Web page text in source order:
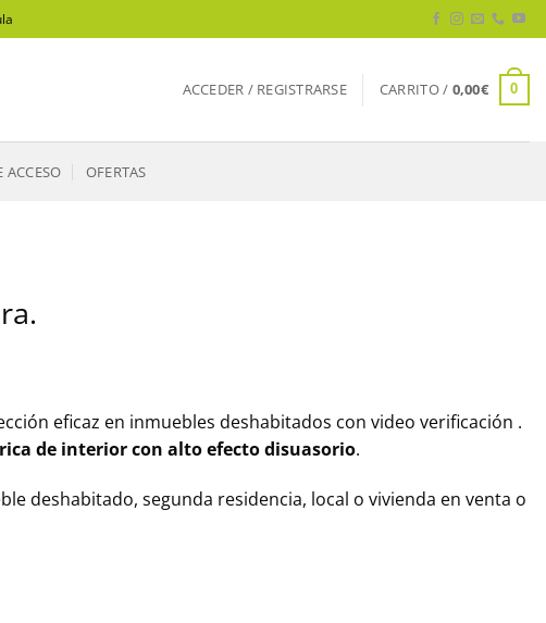
ACCEDER / REGISTRARSE CARRITO / 0,00€ 0
ACCESO OFERTAS
eficaz en inmuebles deshabitados con video verificación .
de interior con alto efecto disuasorio.
deshabitado, segunda residencia, local o vivienda en venta o